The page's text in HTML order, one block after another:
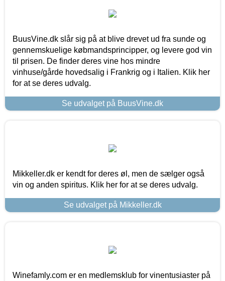
BuusVine.dk slår sig på at blive drevet ud fra sunde og
gennemskuelige købmandsprincipper, og levere god vin
til prisen. De finder deres vine hos mindre
vinhuse/gårde hovedsalig i Frankrig og i Italien. Klik her
for at se deres udvalg.
Se udvalget på BuusVine.dk
Mikkeller.dk er kendt for deres øl, men de sælger også
vin og anden spiritus. Klik her for at se deres udvalg.
Se udvalget på Mikkeller.dk
Winefamly.com er en medlemsklub for vinentusiaster på